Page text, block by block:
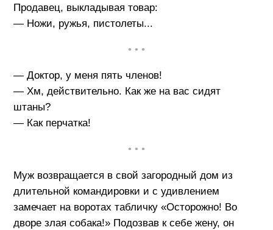
Продавец, выкладывая товар:
— Ножи, ружья, пистолеты...
• • •
— Доктор, у меня пять членов!
— Хм, действительно. Как же на вас сидят
штаны?
— Как перчатка!
• • •
Муж возвращается в свой загородный дом из
длительной командировки и с удивлением
замечает на воротах табличку «Осторожно! Во
дворе злая собака!» Подозвав к себе жену, он